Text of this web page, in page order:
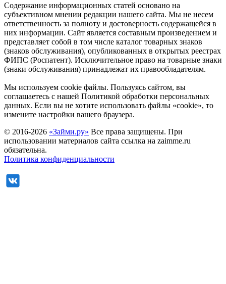
Содержание информационных статей основано на
субъективном мнении редакции нашего сайта. Мы не несем
ответственность за полноту и достоверность содержащейся в
них информации. Сайт является составным произведением и
представляет собой в том числе каталог товарных знаков
(знаков обслуживания), опубликованных в открытых реестрах
ФИПС (Роспатент). Исключительное право на товарные знаки
(знаки обслуживания) принадлежат их правообладателям.
Мы используем cookie файлы. Пользуясь сайтом, вы
соглашаетесь с нашей Политикой обработки персональных
данных. Если вы не хотите использовать файлы «cookie», то
измените настройки вашего браузера.
© 2016-2026 «Займи.ру» Все права защищены. При
использовании материалов сайта ссылка на zaimme.ru
обязательна.
Политика конфиденциальности